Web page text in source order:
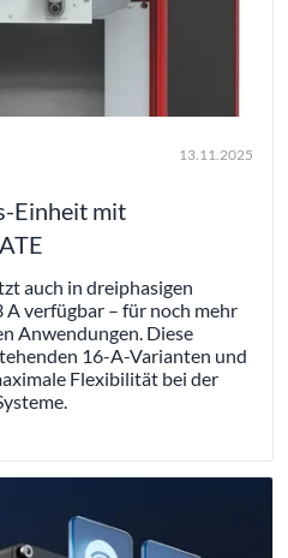
13.11.2025
Einheit mit
auch in dreiphasigen
verfügbar – für noch mehr
Anwendungen. Diese
16-A-Varianten und
Flexibilität bei der